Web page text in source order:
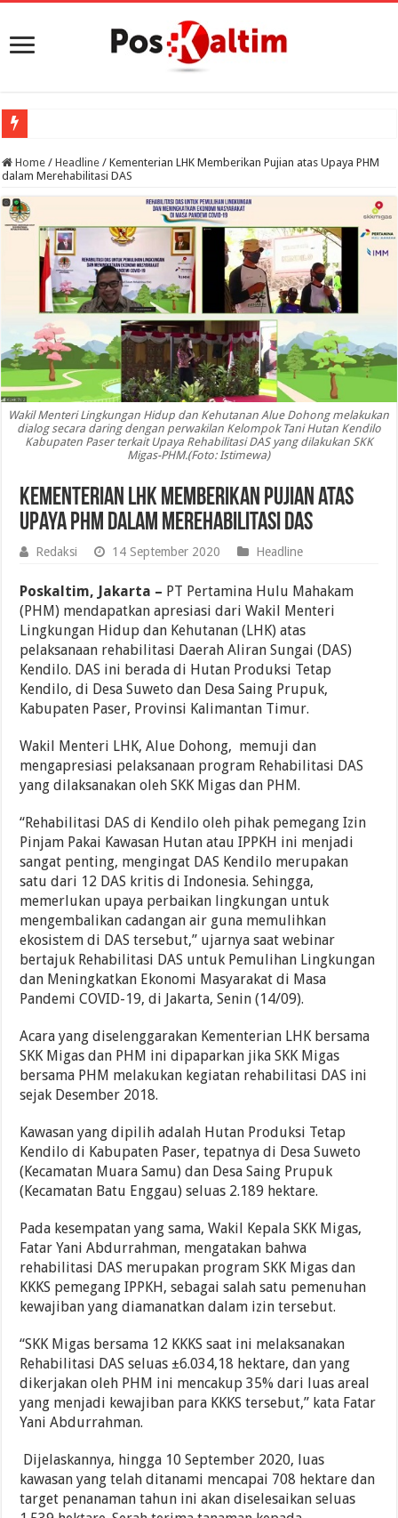
Home / Headline / Kementerian LHK Memberikan Pujian atas Upaya PHM
dalam Merehabilitasi DAS
Wakil Menteri Lingkungan Hidup dan Kehutanan Alue Dohong melakukan
dialog secara daring dengan perwakilan Kelompok Tani Hutan Kendilo
Kabupaten Paser terkait Upaya Rehabilitasi DAS yang dilakukan SKK
Migas-PHM.(Foto: Istimewa)
Kementerian LHK Memberikan Pujian atas
Upaya PHM dalam Merehabilitasi DAS
Redaksi 14 September 2020 Headline
Poskaltim, Jakarta – PT Pertamina Hulu Mahakam
(PHM) mendapatkan apresiasi dari Wakil Menteri
Lingkungan Hidup dan Kehutanan (LHK) atas
pelaksanaan rehabilitasi Daerah Aliran Sungai (DAS)
Kendilo. DAS ini berada di Hutan Produksi Tetap
Kendilo, di Desa Suweto dan Desa Saing Prupuk,
Kabupaten Paser, Provinsi Kalimantan Timur.
Wakil Menteri LHK, Alue Dohong, memuji dan
mengapresiasi pelaksanaan program Rehabilitasi DAS
yang dilaksanakan oleh SKK Migas dan PHM.
“Rehabilitasi DAS di Kendilo oleh pihak pemegang Izin
Pinjam Pakai Kawasan Hutan atau IPPKH ini menjadi
sangat penting, mengingat DAS Kendilo merupakan
satu dari 12 DAS kritis di Indonesia. Sehingga,
memerlukan upaya perbaikan lingkungan untuk
mengembalikan cadangan air guna memulihkan
ekosistem di DAS tersebut,” ujarnya saat webinar
bertajuk Rehabilitasi DAS untuk Pemulihan Lingkungan
dan Meningkatkan Ekonomi Masyarakat di Masa
Pandemi COVID-19, di Jakarta, Senin (14/09).
Acara yang diselenggarakan Kementerian LHK bersama
SKK Migas dan PHM ini dipaparkan jika SKK Migas
bersama PHM melakukan kegiatan rehabilitasi DAS ini
sejak Desember 2018.
Kawasan yang dipilih adalah Hutan Produksi Tetap
Kendilo di Kabupaten Paser, tepatnya di Desa Suweto
(Kecamatan Muara Samu) dan Desa Saing Prupuk
(Kecamatan Batu Enggau) seluas 2.189 hektare.
Pada kesempatan yang sama, Wakil Kepala SKK Migas,
Fatar Yani Abdurrahman, mengatakan bahwa
rehabilitasi DAS merupakan program SKK Migas dan
KKKS pemegang IPPKH, sebagai salah satu pemenuhan
kewajiban yang diamanatkan dalam izin tersebut.
“SKK Migas bersama 12 KKKS saat ini melaksanakan
Rehabilitasi DAS seluas ±6.034,18 hektare, dan yang
dikerjakan oleh PHM ini mencakup 35% dari luas areal
yang menjadi kewajiban para KKKS tersebut,” kata Fatar
Yani Abdurrahman.
Dijelaskannya, hingga 10 September 2020, luas
kawasan yang telah ditanami mencapai 708 hektare dan
target penanaman tahun ini akan diselesaikan seluas